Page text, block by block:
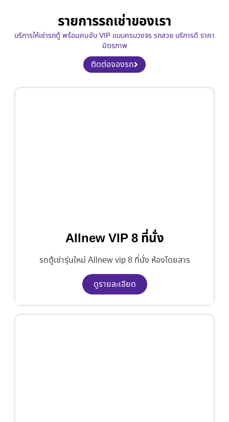
รายการรถเช่าของเรา
บริการให้เช่ารถตู้ พร้อมคนขับ VIP แบบครบวงจร รถสวย บริการดี ราคา
มิตรภาพ
ติดต่อจองรถ
Allnew VIP 8 ที่นั่ง
รถตู้เช่ารุ่นใหม่ Allnew vip 8 ที่นั่ง ห้องโดยสาร
ดูรายละเอียด